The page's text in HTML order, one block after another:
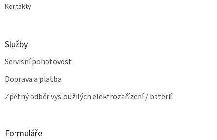
Kontakty
Služby
Servisní pohotovost
Doprava a platba
Zpětný odběr vysloužilých elektrozařízení / baterií
Formuláře